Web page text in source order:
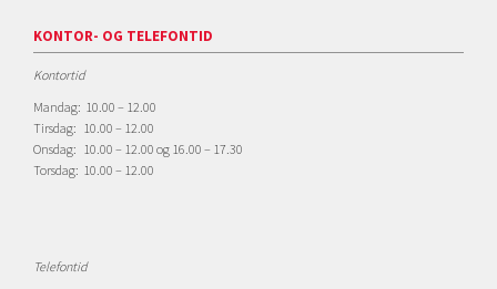
KONTOR- OG TELEFONTID
Kontortid
Mandag: 10.00 – 12.00
Tirsdag: 10.00 – 12.00
Onsdag: 10.00 – 12.00 og 16.00 – 17.30
Torsdag: 10.00 – 12.00
Telefontid